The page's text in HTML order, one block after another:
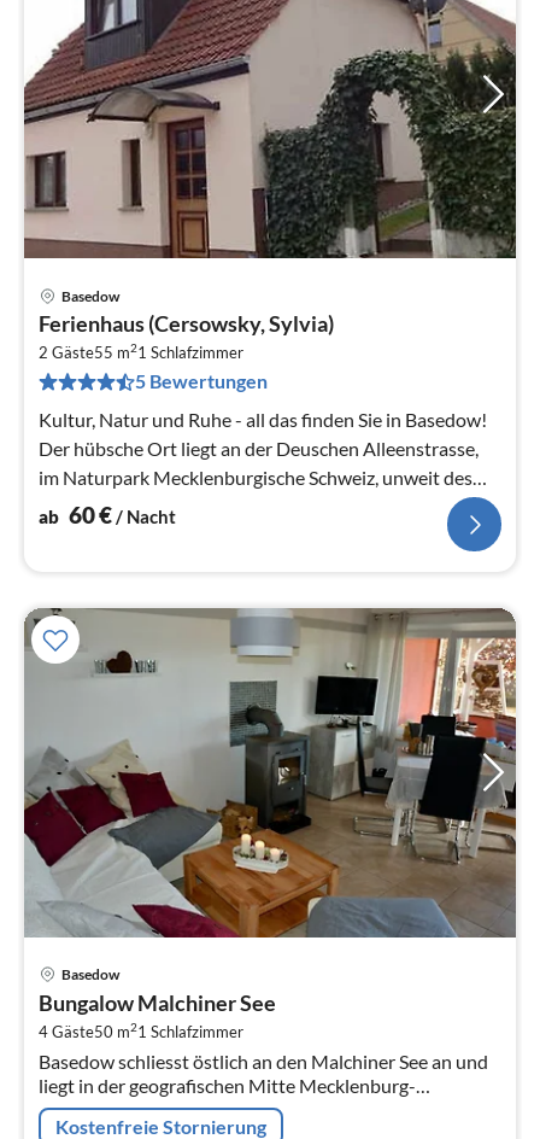
Basedow
Ferienhaus (Cersowsky, Sylvia)
2 Gäste55 m21 Schlafzimmer
5 Bewertungen
Kultur, Natur und Ruhe - all das finden Sie in Basedow!
Der hübsche Ort liegt an der Deuschen Alleenstrasse,
im Naturpark Mecklenburgische Schweiz, unweit des
Malchin...
ab 60€/ Nacht
Basedow
Bungalow Malchiner See
4 Gäste50 m21 Schlafzimmer
Basedow schliesst östlich an den Malchiner See an und
liegt in der geografischen Mitte Mecklenburg-
Vorpommerns.
Kostenfreie Stornierung